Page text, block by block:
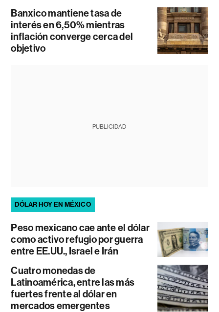
Banxico mantiene tasa de
interés en 6,50% mientras
inflación converge cerca del
objetivo
PUBLICIDAD
DÓLAR HOY EN MÉXICO
Peso mexicano cae ante el dólar
como activo refugio por guerra
entre EE.UU., Israel e Irán
Cuatro monedas de
Latinoamérica, entre las más
fuertes frente al dólar en
mercados emergentes